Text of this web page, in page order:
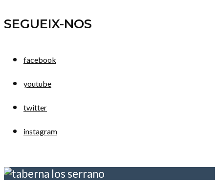
SEGUEIX-NOS
facebook
youtube
twitter
instagram